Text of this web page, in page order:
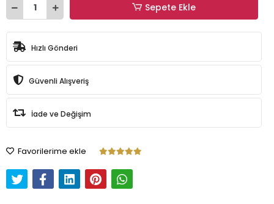
Sepete Ekle
Hızlı Gönderi
Güvenli Alışveriş
İade ve Değişim
Favorilerime ekle